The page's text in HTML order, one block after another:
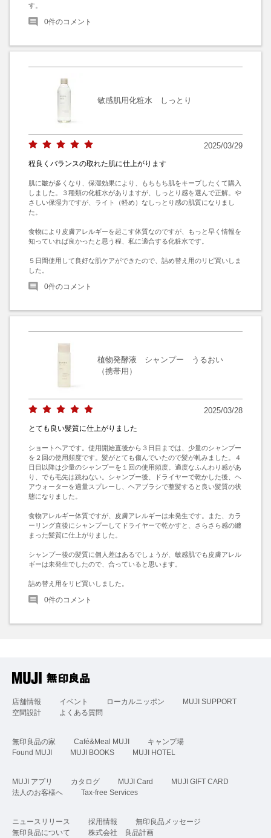
す。
0件のコメント
敏感肌用化粧水 しっとり
2025/03/29
程良くバランスの取れた肌に仕上がります
肌に皺が多くなり、保湿効果により、もちもち肌をキープしたくて購入
しました。３種類の化粧水がありますが、しっとり感を選んで正解。や
さしい保湿力ですが、ライト（軽め）なしっとり感の肌質になりまし
た。
食物により皮膚アレルギーを起こす体質なのですが、もっと早く情報を
知っていれば良かったと思う程、私に適合する化粧水です。
５日間使用して良好な肌ケアができたので、詰め替え用のリピ買いしま
した。
0件のコメント
植物発酵液 シャンプー うるおい
（携帯用）
2025/03/28
とても良い髪質に仕上がりました
ショートヘアです。使用開始直後から３日目までは、少量のシャンプー
を２回の使用頻度です。髪がとても傷んでいたので髪が軋みました。４
日目以降は少量のシャンプーを１回の使用頻度。適度なふんわり感があ
り、でも毛先は跳ねない。シャンプー後、ドライヤーで乾かした後、ヘ
アウォーターを適量スプレーし、ヘアブラシで整髪すると良い髪質の状
態になりました。
食物アレルギー体質ですが、皮膚アレルギーは未発生です。また、カラ
ーリング直後にシャンプーしてドライヤーで乾かすと、さらさら感の纏
まった髪質に仕上がりました。
シャンプー後の髪質に個人差はあるでしょうが、敏感肌でも皮膚アレル
ギーは未発生でしたので、合っていると思います。
詰め替え用をリピ買いしました。
0件のコメント
店舗情報 イベント ローカルニッポン
MUJI SUPPORT
空間設計
よくある質問
無印良品の家 Café&Meal MUJI
キャンプ場
Found MUJI
MUJI BOOKS MUJI HOTEL
MUJI アプリ カタログ MUJI Card
MUJI GIFT CARD
法人のお客様へ
Tax-free Services
ニュースリリース 採用情報
無印良品メッセージ
無印良品について
株式会社 良品計画